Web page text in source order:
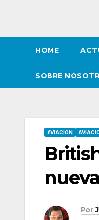
HOME
SOBRE
AVIACION
Por